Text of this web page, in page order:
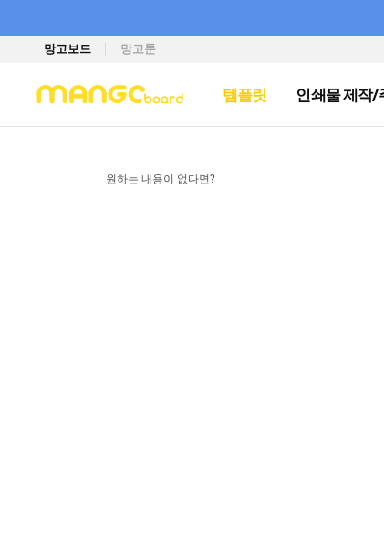
망고보드 망고툰
템플릿 인쇄물 제작/
원하는 내용이 없다면?